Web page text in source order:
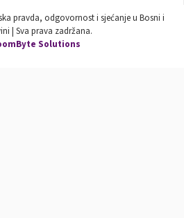
pravda, odgovornost i sjećanje u Bosni i
| Sva prava zadržana.
Solutions